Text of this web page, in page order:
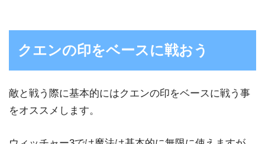
クエンの印をベースに戦おう
敵と戦う際に基本的にはクエンの印をベースに戦う事
をオススメします。